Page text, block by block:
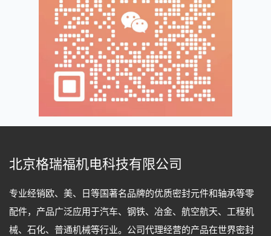
北京格瑞福机电科技有限公司
专业经销欧、美、日等国著名品牌的优质密封元件和轴承等零
配件，产品广泛应用于汽车、钢铁、冶金、航空航天、工程机
械、石化、普通机械等行业。公司代理经营的产品在世界密封